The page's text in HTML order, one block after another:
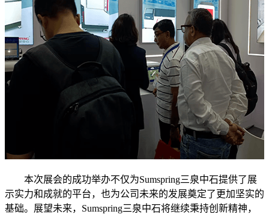
本次展会的成功举办不仅为Sumspring三泉中石提供了展
示实力和成就的平台，也为公司未来的发展奠定了更加坚实的
基础。展望未来，Sumspring三泉中石将继续秉持创新精神，